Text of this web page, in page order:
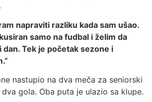
napraviti razliku kada sam ušao.
samo na fudbal i želim da
dan. Tek je početak sezone i
nastupio na dva meča za seniorski
gola. Oba puta je ulazio sa klupe.